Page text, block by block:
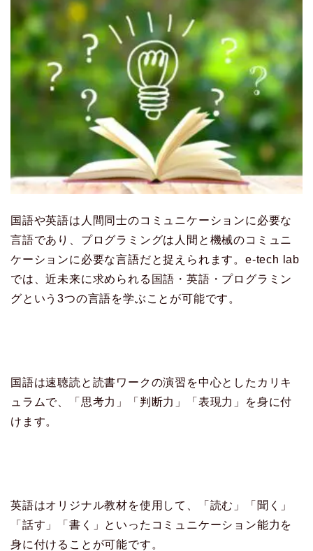
国語や英語は人間同士のコミュニケーションに必要な
言語であり、プログラミングは人間と機械のコミュニ
ケーションに必要な言語だと捉えられます。e-tech lab
では、近未来に求められる国語・英語・プログラミン
グという3つの言語を学ぶことが可能です。
国語は速聴読と読書ワークの演習を中心としたカリキ
ュラムで、「思考力」「判断力」「表現力」を身に付
けます。
英語はオリジナル教材を使用して、「読む」「聞く」
「話す」「書く」といったコミュニケーション能力を
身に付けることが可能です。